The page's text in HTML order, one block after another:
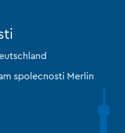
spolecnosti Merlin